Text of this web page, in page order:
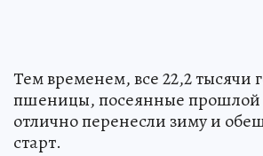
Тем временем, все 22,2 тысячи
пшеницы, посеянные прошлой
отлично перенесли зиму и
старт.